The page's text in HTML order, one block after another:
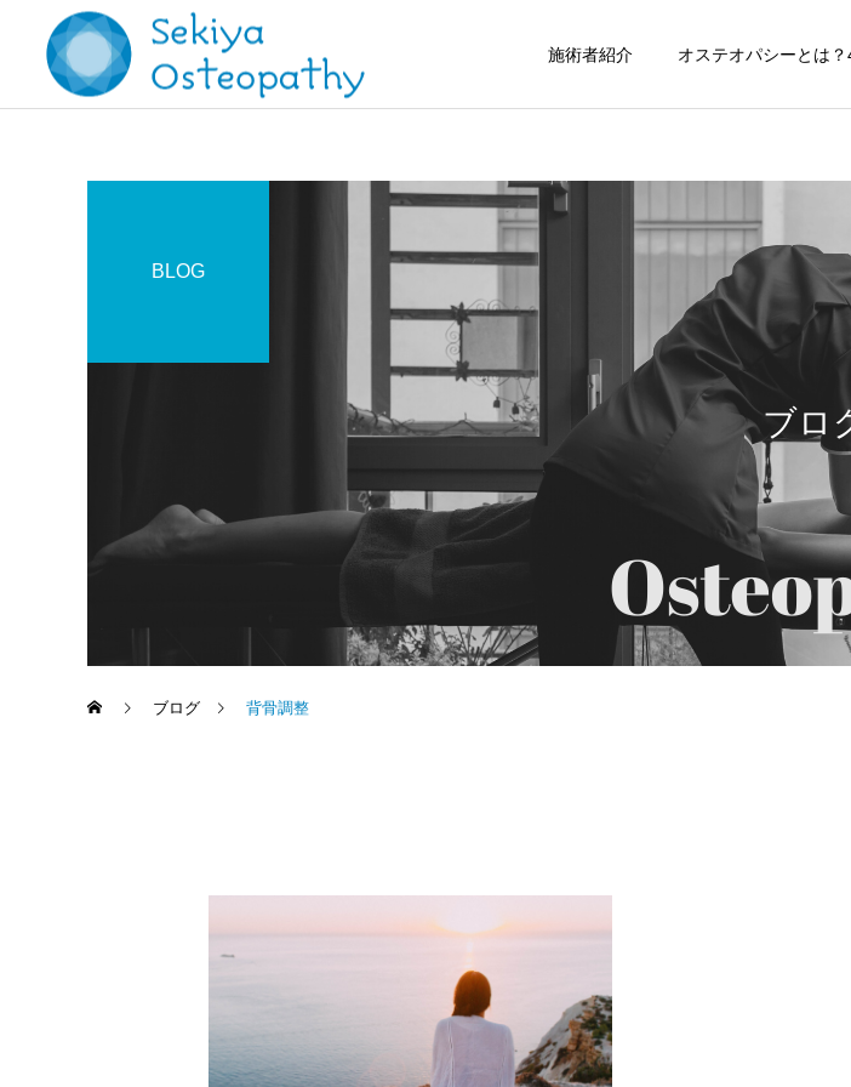
施術者紹介 オステオパシーとは？
【症例報告】変形性股関節
オステオパシー施術＠国立
(くにたち)市
【症例紹介】活動量の多い
バネ指の痛み
ブロ
BLOG
ブログ 背骨調整